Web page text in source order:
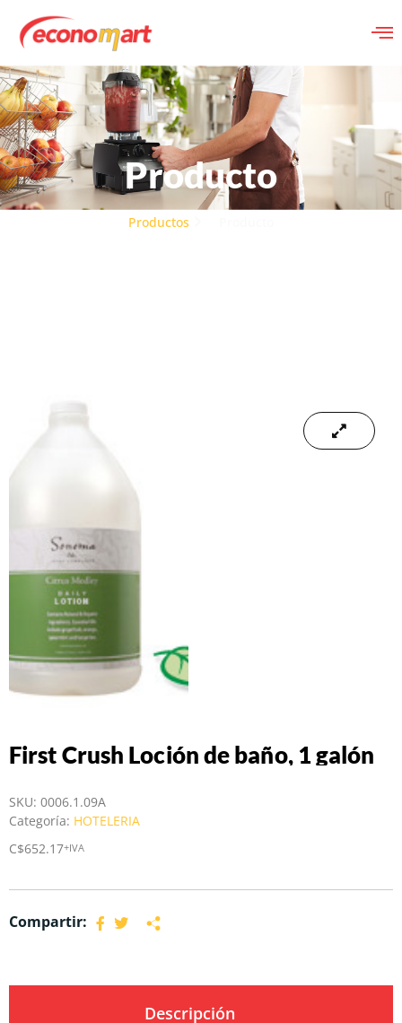
Producto
Productos
First Crush Loción de baño, 1 galón
SKU: 0006.1.09A
Categoría: HOTELERIA
C$652.17+IVA
Compartir:
Descripción